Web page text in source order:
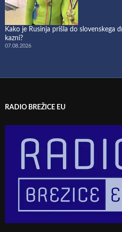
Kako je Rusinja prišla do slovenskega
kazni?
07.08.2026
RADIO BREŽICE EU